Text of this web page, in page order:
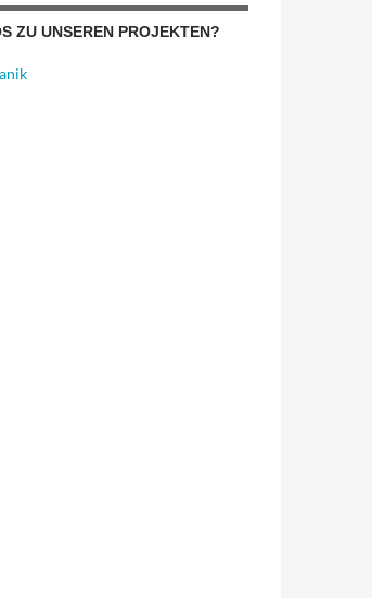
ZU UNSEREN PROJEKTEN?